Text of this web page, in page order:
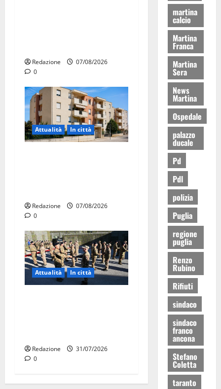
Redazione
07/08/2026
0
Attualità In città
Redazione
07/08/2026
0
Attualità In città
Redazione
31/07/2026
0
martina
calcio
Martina
Franca
Martina
Sera
News
Martina
Ospedale
palazzo
ducale
Pd
Pdl
polizia
Puglia
regione
puglia
Renzo
Rubino
Rifiuti
sindaco
sindaco
franco
ancona
Stefano
Coletta
taranto